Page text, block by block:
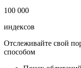
100 000
индексов
Отслеживайте свой
способом